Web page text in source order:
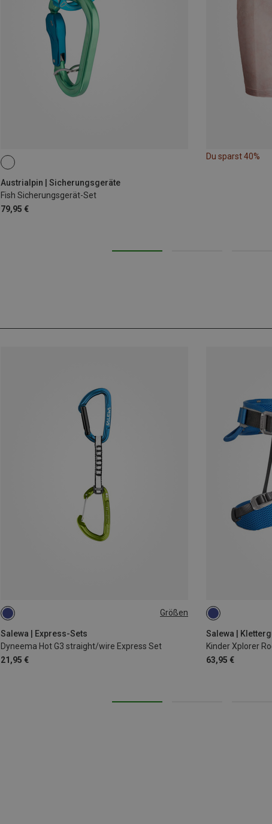
Austrialpin | Sicherungsgeräte
Fish Sicherungsgerät-Set
79,95 €
Du sparst 40%
Größen
Salewa | Express-Sets
Dyneema Hot G3 straight/wire Express Set
21,95 €
ONE SIZE
Salewa |
Kinder Xplorer
63,95 €
XXS | 54-75CM